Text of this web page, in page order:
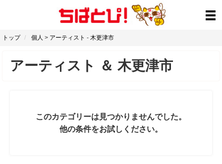
トップ 個人 > アーティスト - 木更津市
アーティスト ＆ 木更津市
このカテゴリーは見つかりませんでした。
他の条件をお試しください。